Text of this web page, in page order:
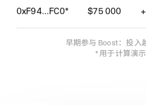
0xF94...FC0* $75 000
早期参与 Boost：投入
* 用于计算演